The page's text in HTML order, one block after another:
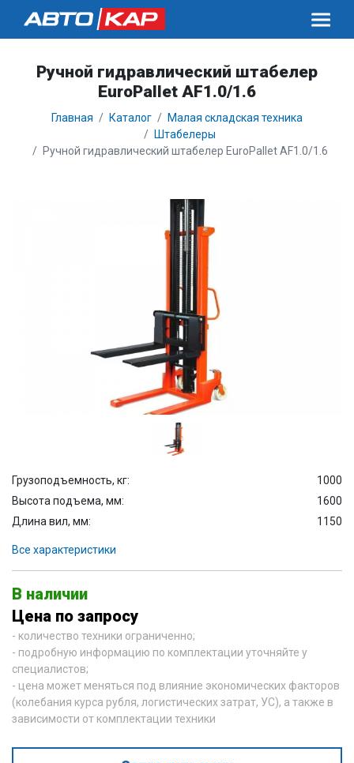
Ручной гидравлический штабелер
EuroPallet AF1.0/1.6
Главная Каталог
Малая складская техника
Штабелеры
Ручной гидравлический штабелер EuroPallet AF1.0/1.6
Грузоподъемность, кг:
1000
Высота подъема, мм:
1600
Длина вил, мм:
1150
Все характеристики
В наличии
Цена по запросу
- количество техники ограниченно;
- подробную информацию по комплектации уточняйте у
специалистов;
- цена может меняться под влияние экономических факторов
(колебания курса рубля, логистических затрат, УС), а также в
зависимости от комплектации техники